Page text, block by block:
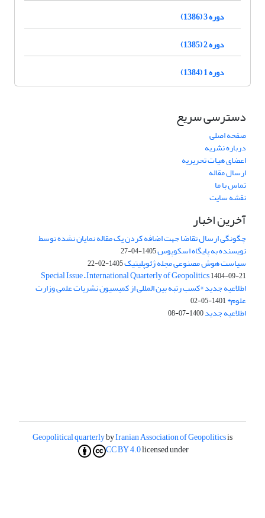
دوره 3 (1386)
دوره 2 (1385)
دوره 1 (1384)
دسترسی سریع
صفحه اصلی
درباره نشریه
اعضای هیات تحریریه
ارسال مقاله
تماس با ما
نقشه سایت
آخرین اخبار
چگونگی ارسال تقاضا جهت اضافه کردن یک مقاله نمایان نشده توسط
نویسنده به پایگاه اسکوپوس1405-04-27
سیاست هوش مصنوعی مجله ژئوپلیتیک1405-02-22
Special Issue – International Quarterly of Geopolitics1404-09-21
اطلاعیه جدید *کسب رتبه بین المللی از کمیسیون نشریات علمی وزارت
علوم*1401-05-02
اطلاعیه جدید1400-07-08
Geopolitical quarterlybyIranian Association of Geopoliticsis
licensed under
CC BY 4.0